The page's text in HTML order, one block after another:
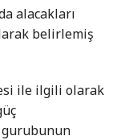
alacakları
belirlemiş
ile ilgili olarak
gurubunun